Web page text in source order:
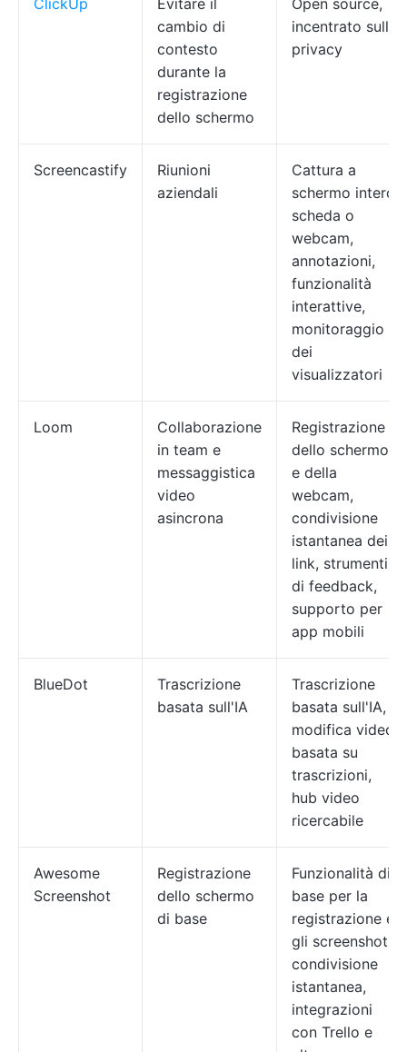
ClickUp
Evitare il
cambio di
contesto
durante la
registrazione
dello schermo
Open source,
incentrato sulla
privacy
Screencastify
Riunioni
aziendali
Cattura a
schermo intero,
scheda o
webcam,
annotazioni,
funzionalità
interattive,
monitoraggio
dei
visualizzatori
Loom
Collaborazione
in team e
messaggistica
video
asincrona
Registrazione
dello schermo
e della
webcam,
condivisione
istantanea dei
link, strumenti
di feedback,
supporto per
app mobili
BlueDot
Trascrizione
basata sull'IA
Trascrizione
basata sull'IA,
modifica video
basata su
trascrizioni,
hub video
ricercabile
Awesome
Screenshot
Registrazione
dello schermo
di base
Funzionalità di
base per la
registrazione e
gli screenshot,
condivisione
istantanea,
integrazioni
con Trello e